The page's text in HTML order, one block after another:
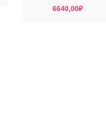
СТРАНИЦЕ
ТОВАРА.6640,00₽